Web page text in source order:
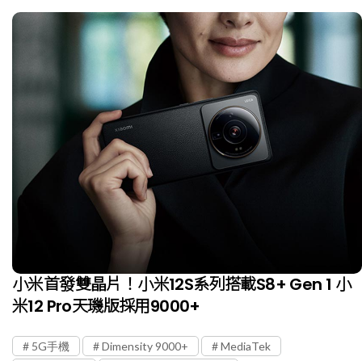
小米首發雙晶片！小米12S系列搭載S8+ Gen 1 小
米12 Pro天璣版採用9000+
5G手機 Dimensity 9000+
MediaTek